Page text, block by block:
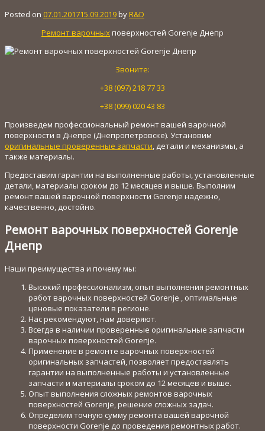
Posted on 07.01.201715.09.2019by R&D
Ремонт варочных поверхностей Gorenje Днепр
Звоните:
+38 (097) 218 77 33
+38 (099) 020 43 83
Произведем профессиональный ремонт вашей варочной
поверхности в Днепре (Днепропетровске). Установим
оригинальные проверенные запчасти , детали и механизмы, а
также материалы.
Предоставим гарантии на выполненные работы, установленные
детали, материалы сроком до 12 месяцев и выше. Выполним
ремонт вашей варочной поверхности Gorenje надежно,
качественно, достойно.
Ремонт варочных поверхностей Gorenje
Днепр
Наши преимущества и почему мы:
Высокий профессионализм, опыт выполнения ремонтных
работ варочных поверхностей Gorenje , оптимальные
ценовые показатели в регионе.
Нас рекомендуют, нам доверяют.
Всегда в наличии проверенные оригинальные запчасти
варочных поверхностей Gorenje.
Применение в ремонте варочных поверхностей
оригинальных запчастей, позволяет предоставлять
гарантии на выполненные работы и установленные
запчасти и материалы сроком до 12 месяцев и выше.
Опыт выполнения сложных ремонтов варочных
поверхностей Gorenje, решение сложных задач.
Определим точную сумму ремонта вашей варочной
поверхности Gorenje до проведения ремонтных работ.